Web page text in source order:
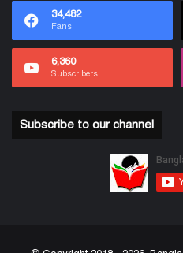
34,482
Fans
6,360
Subscribers
Subscribe to our channel